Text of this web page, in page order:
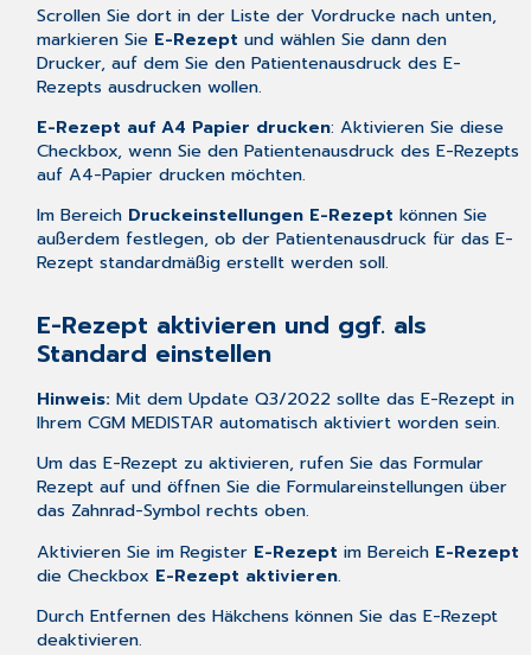
Scrollen Sie dort in der Liste der Vordrucke nach unten,
markieren Sie E-Rezept und wählen Sie dann den
Drucker, auf dem Sie den Patientenausdruck des E-
Rezepts ausdrucken wollen.
E-Rezept auf A4 Papier drucken: Aktivieren Sie diese
Checkbox, wenn Sie den Patientenausdruck des E-Rezepts
auf A4-Papier drucken möchten.
Im Bereich Druckeinstellungen E-Rezept können Sie
außerdem festlegen, ob der Patientenausdruckfür das E-
Rezept standardmäßig erstellt werden soll.
E-Rezept aktivieren und ggf. als
Standard einstellen
Hinweis: Mit dem Update Q3/2022 sollte das E-Rezept in
Ihrem CGM MEDISTAR automatisch aktiviert worden sein.
Um das E-Rezept zu aktivieren, rufen Sie das Formular
Rezeptauf und öffnen Sie die Formulareinstellungenüber
das Zahnrad-Symbol rechts oben.
Aktivieren Sie im Register E-Rezept im Bereich E-Rezept
die Checkbox E-Rezept aktivieren.
Durch Entfernen des Häkchens können Sie das E-Rezept
deaktivieren.